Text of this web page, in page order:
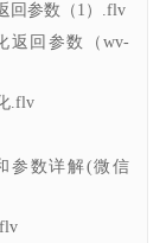
回参数（1）.flv
返回参数（wv-
.flv
和参数详解(微信